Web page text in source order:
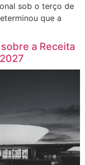
sob o terço de
que a
a Receita